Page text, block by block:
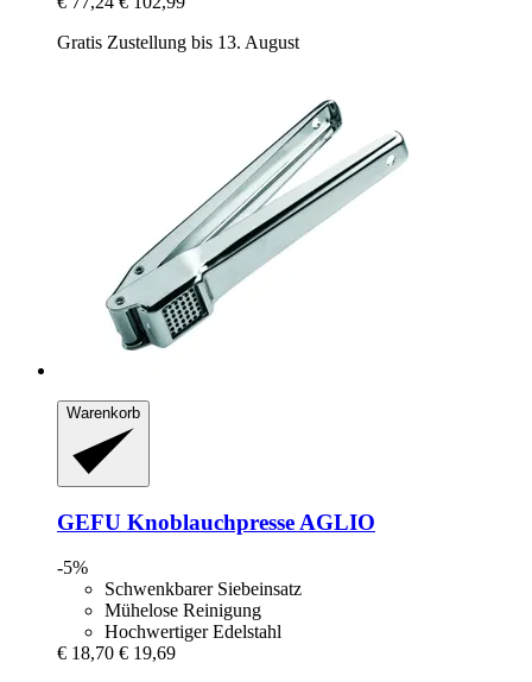
Gratis Zustellung bis 13. August
Warenkorb
GEFU Knoblauchpresse AGLIO
-5%
Schwenkbarer Siebeinsatz
Mühelose Reinigung
Hochwertiger Edelstahl
€ 18,70 € 19,69